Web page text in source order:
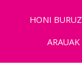
HONI BURUZ
ARAUAK